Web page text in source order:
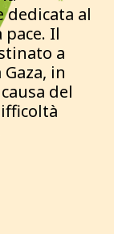
dedicata al
Il
a
in
del